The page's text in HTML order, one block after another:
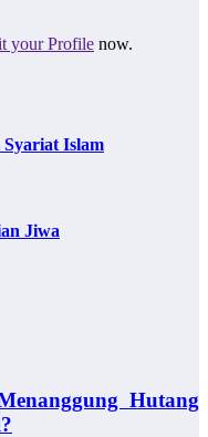
your Profile now.
Islam
Jiwa
Hutang